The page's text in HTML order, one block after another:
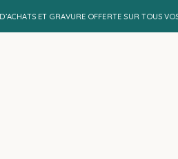
ET GRAVURE OFFERTE SUR TOUS